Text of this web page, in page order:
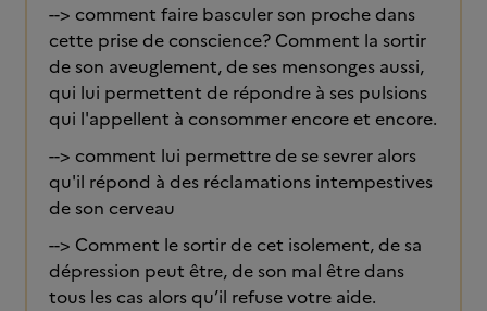
--> comment faire basculer son proche dans
cette prise de conscience? Comment la sortir
de son aveuglement, de ses mensonges aussi,
qui lui permettent de répondre à ses pulsions
qui l'appellent à consommer encore et encore.
--> comment lui permettre de se sevrer alors
qu'il répond à des réclamations intempestives
de son cerveau
--> Comment le sortir de cet isolement, de sa
dépression peut être, de son mal être dans
tous les cas alors qu’il refuse votre aide.